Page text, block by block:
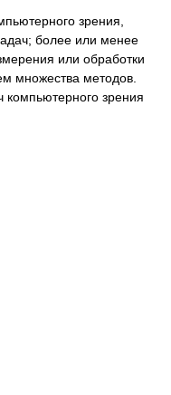
зрения,
более или менее
или обработки
множества методов.
зрения